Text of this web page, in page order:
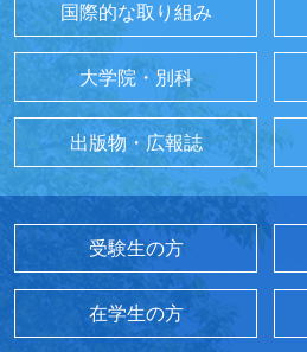
国際的な取り組み
大学院・別科
出版物・広報誌
受験生の方
在学生の方